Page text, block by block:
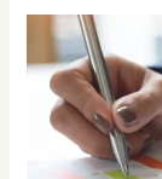
Eventplanung
mit
System